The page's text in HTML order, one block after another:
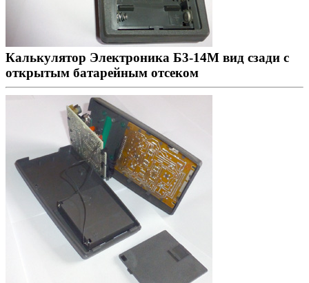
Калькулятор Электроника Б3-14М вид сзади с
открытым батарейным отсеком